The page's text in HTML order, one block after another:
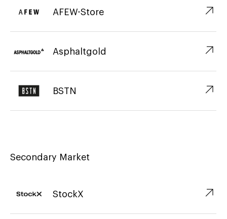
AFEW-Store ↗︎
Asphaltgold ↗︎
BSTN ↗︎
Secondary Market
StockX ↗︎